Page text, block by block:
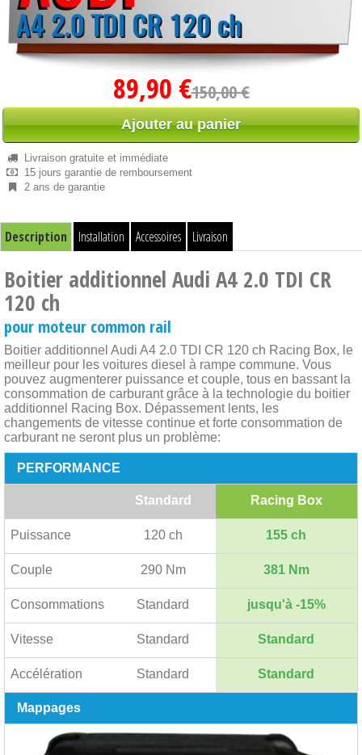
89,90 €150,00 €
Ajouter au panier
Livraison gratuite et immédiate
15 jours garantie de remboursement
2 ans de garantie
Description Installation Accessoires Livraison
Boitier additionnel Audi A4 2.0 TDI CR
120 ch
pour moteur common rail
Boitier additionnel Audi A4 2.0 TDI CR 120 ch Racing Box, le
meilleur pour les voitures diesel à rampe commune. Vous
pouvez augmenterer puissance et couple, tous en bassant la
consommation de carburant grâce à la technologie du boitier
additionnel Racing Box. Dépassement lents, les
changements de vitesse continue et forte consommation de
carburant ne seront plus un problème:
PERFORMANCE
Standard Racing Box
Puissance 120 ch 155 ch
Couple 290 Nm 381 Nm
Consommations Standard jusqu'à -15%
Vitesse Standard Standard
Accélération Standard Standard
Mappages